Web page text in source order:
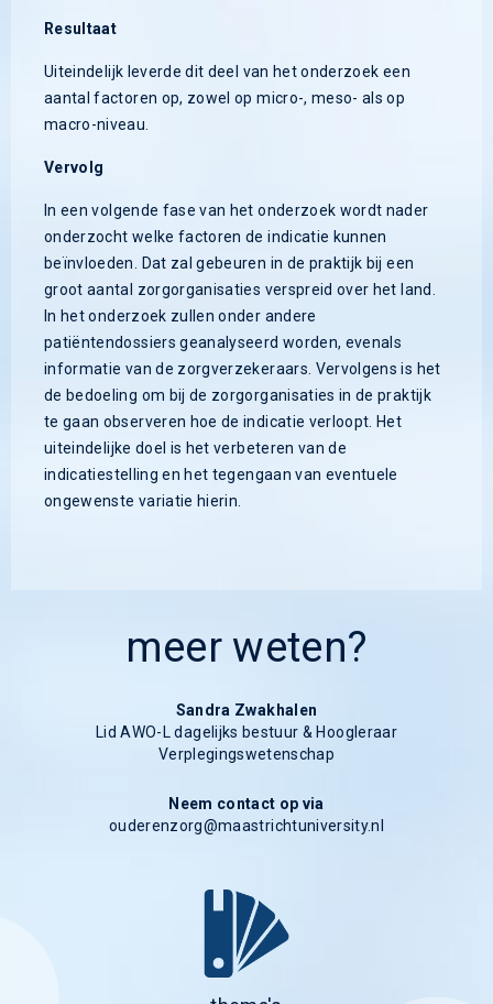
Resultaat
Uiteindelijk leverde dit deel van het onderzoek een
aantal factoren op, zowel op micro-, meso- als op
macro-niveau.
Vervolg
In een volgende fase van het onderzoek wordt nader
onderzocht welke factoren de indicatie kunnen
beïnvloeden. Dat zal gebeuren in de praktijk bij een
groot aantal zorgorganisaties verspreid over het land.
In het onderzoek zullen onder andere
patiëntendossiers geanalyseerd worden, evenals
informatie van de zorgverzekeraars. Vervolgens is het
de bedoeling om bij de zorgorganisaties in de praktijk
te gaan observeren hoe de indicatie verloopt. Het
uiteindelijke doel is het verbeteren van de
indicatiestelling en het tegengaan van eventuele
ongewenste variatie hierin.
meer weten?
Sandra Zwakhalen
Lid AWO-L dagelijks bestuur & Hoogleraar
Verplegingswetenschap
Neem contact op via
ouderenzorg